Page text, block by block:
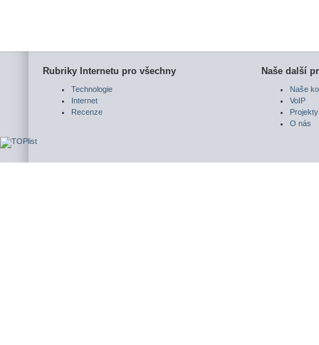
Rubriky Internetu pro všechny
Technologie
Internet
Recenze
Naše další
Naše
VoIP
Projekty
O nás